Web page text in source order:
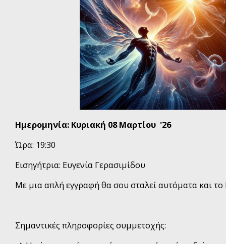
Ημερομηνία: Κυριακή 08 Μαρτίου '26
Ώρα: 19:30
Εισηγήτρια: Ευγενία Γερασιμίδου
Με μια απλή εγγραφή θα σου σταλεί αυτόματα και
Σημαντικές πληροφορίες συμμετοχής: